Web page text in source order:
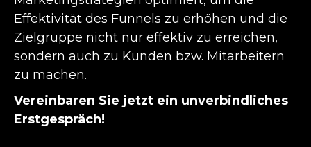
Effektivität des Funnels zu erhöhen und die
Zielgruppe nicht nur effektiv zu erreichen,
sondern auch zu Kunden bzw. Mitarbeitern
zu machen.
Vereinbaren Sie jetzt ein unverbindliches
Erstgespräch!